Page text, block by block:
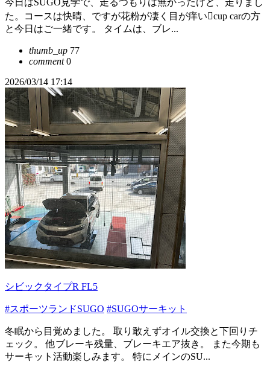
今日はSUGO見学で、走るつもりは無かったけど、走りまし
た。コースは快晴、ですが花粉が凄く目が痒い🫩cup carの方
と今日はご一緒です。 タイムは、ブレ...
thumb_up 77
comment0
2026/03/14 17:14
シビックタイプR FL5
#スポーツランドSUGO #SUGOサーキット
冬眠から目覚めました。 取り敢えずオイル交換と下回りチ
ェック。 他ブレーキ残量、ブレーキエア抜き。 また今期も
サーキット活動楽しみます。 特にメインのSU...